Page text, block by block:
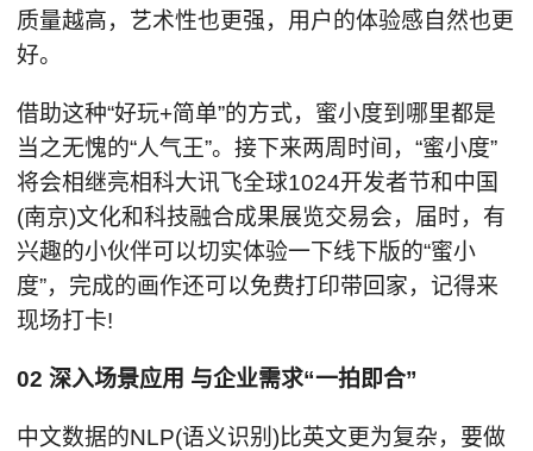
质量越高，艺术性也更强，用户的体验感自然也更
好。
借助这种“好玩+简单”的方式，蜜小度到哪里都是
当之无愧的“人气王”。接下来两周时间，“蜜小度”
将会相继亮相科大讯飞全球1024开发者节和中国
(南京)文化和科技融合成果展览交易会，届时，有
兴趣的小伙伴可以切实体验一下线下版的“蜜小
度”，完成的画作还可以免费打印带回家，记得来
现场打卡!
02 深入场景应用 与企业需求“一拍即合”
中文数据的NLP(语义识别)比英文更为复杂，要做